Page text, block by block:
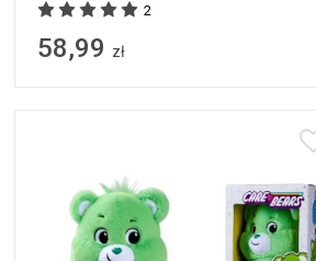
2
58,99 zł